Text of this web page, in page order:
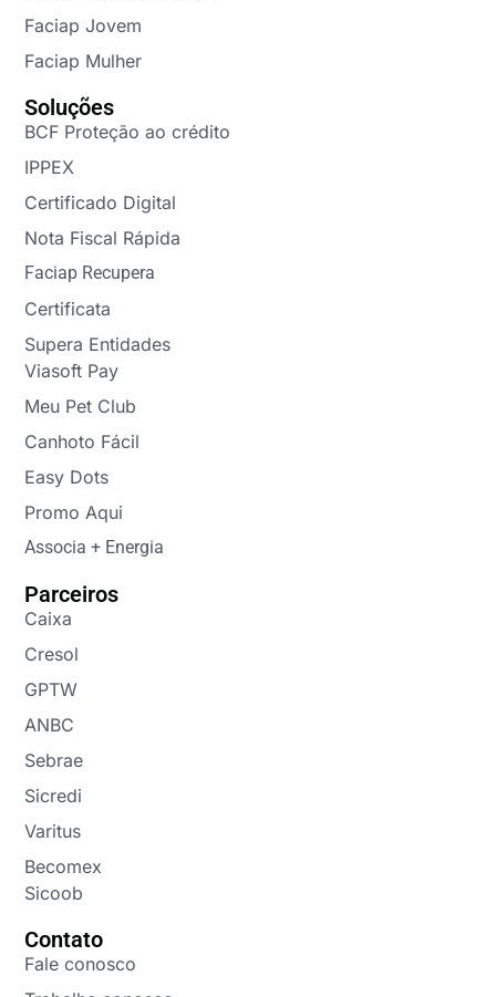
Faciap Jovem
Faciap Mulher
Soluções
BCF Proteção ao crédito
IPPEX
Certificado Digital
Nota Fiscal Rápida
Faciap Recupera
Certificata
Supera Entidades
Viasoft Pay
Meu Pet Club
Canhoto Fácil
Easy Dots
Promo Aqui
Associa + Energia
Parceiros
Caixa
Cresol
GPTW
ANBC
Sebrae
Sicredi
Varitus
Becomex
Sicoob
Contato
Fale conosco